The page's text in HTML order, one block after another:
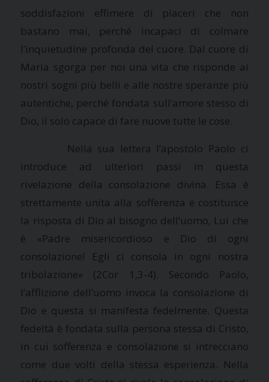
soddisfazioni effimere di piaceri che non
bastano mai, perché incapaci di colmare
l’inquietudine profonda del cuore. Dal cuore di
Maria sgorga per noi una vita che risponde ai
nostri sogni più belli e alle nostre speranze più
autentiche, perché fondata sull’amore stesso di
Dio, il solo capace di fare nuove tutte le cose.
Nella sua lettera l’apostolo Paolo ci
introduce ad ulteriori passi in questa
rivelazione della consolazione divina. Essa è
strettamente unita alla sofferenza e costituisce
la risposta di Dio al bisogno dell’uomo, Lui che
è «Padre misericordioso e Dio di ogni
consolazione! Egli ci consola in ogni nostra
tribolazione» (2Cor 1,3-4). Secondo Paolo,
l’afflizione dell’uomo invoca la consolazione di
Dio e questa si manifesta fedelmente. Questa
fedeltà è fondata sulla persona stessa di Cristo,
in cui sofferenza e consolazione si intrecciano
come due volti della stessa esperienza. Nella